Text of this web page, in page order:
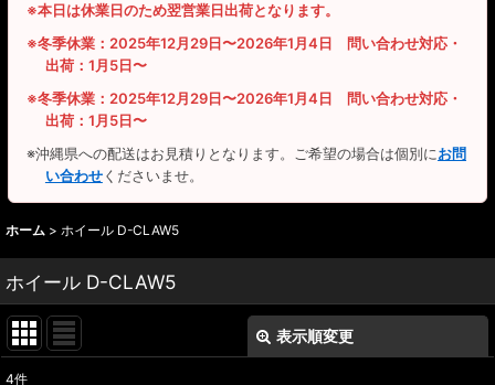
※本日は休業日のため翌営業日出荷となります。
※冬季休業：2025年12月29日〜2026年1月4日 問い合わせ対応・
出荷：1月5日〜
※冬季休業：2025年12月29日〜2026年1月4日 問い合わせ対応・
出荷：1月5日〜
※沖縄県への配送はお見積りとなります。ご希望の場合は個別にお問
い合わせくださいませ。
ホーム > ホイール D-CLAW5
ホイール D-CLAW5
表示順変更
4件